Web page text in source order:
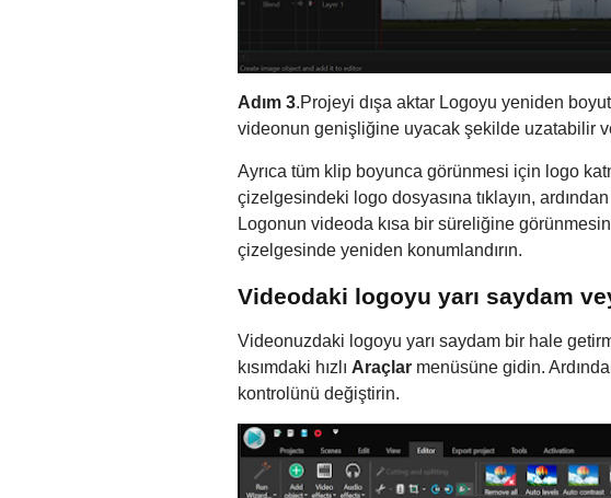
Adım 3.Projeyi dışa aktar Logoyu yeniden
videonun genişliğine uyacak şekilde uzatabilir
Ayrıca tüm klip boyunca görünmesi için logo
çizelgesindeki logo dosyasına tıklayın,
Logonun videoda kısa bir süreliğine
çizelgesinde yeniden konumlandırın.
Videodaki logoyu yarı saydam
Videonuzdaki logoyu yarı saydam bir hale
kısımdaki hızlı Araçlar menüsüne gidin.
kontrolünü değiştirin.